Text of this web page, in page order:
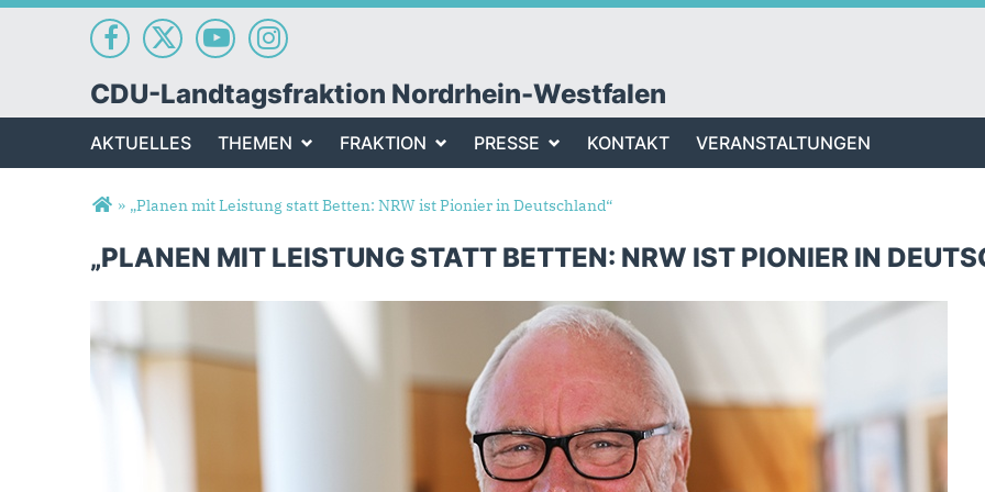
CDU-Landtagsfraktion Nordrhein-Westfalen
AKTUELLES THEMEN FRAKTION PRESSE KONTAKT VERANSTALTUNGEN
Sie sind hier
» „Planen mit Leistung statt Betten: NRW ist Pionier in Deutschland“
„PLANEN MIT LEISTUNG STATT BETTEN: NRW IST PIONIER IN